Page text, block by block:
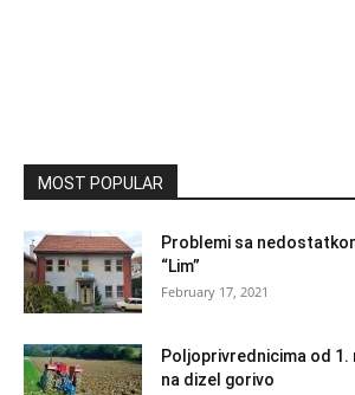
MOST POPULAR
Problemi sa
“Lim”
February 17, 2021
Poljoprivrednicima od 1.
na dizel gorivo